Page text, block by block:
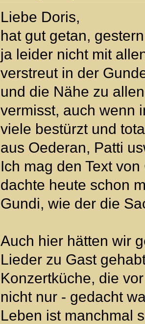
Liebe Doris,
hat gut getan,
ja leider nicht mit
verstreut in der
und die Nähe zu
vermisst, auch wenn
viele bestürzt und
aus Oederan, Patti
Ich mag den Text
dachte heute schon
Gundi, wie der die
Auch hier hätten wir
Lieder zu Gast
Konzertküche, die
nicht nur - gedacht
Leben ist manchmal